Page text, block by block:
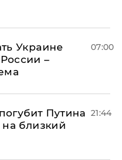
Украине
–
07:00
Путина
близкий
21:44